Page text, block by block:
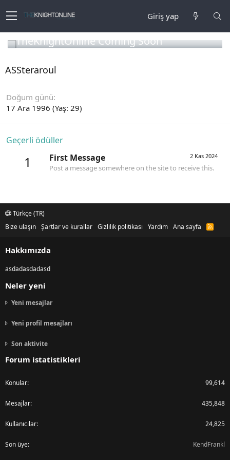
Giriş yap
TheKnightOnline Coming Soon
ASSteraroul
Doğum günü
17 Ara 1996 (Yaş: 29)
Geçerli ödüller
1 2 Kas 2024
First Message
Post a message somewhere on the site to receive this.
Türkçe (TR)
Bize ulaşın Şartlar ve kurallar Gizlilik politikası Yardım Ana sayfa
R
Hakkımızda
asdadasdadasd
Neler yeni
Yeni mesajlar
Yeni profil mesajları
Son aktivite
Forum istatistikleri
Konular 99,614
Mesajlar 435,848
Kullanıcılar 24,825
Son üye KendFrankl